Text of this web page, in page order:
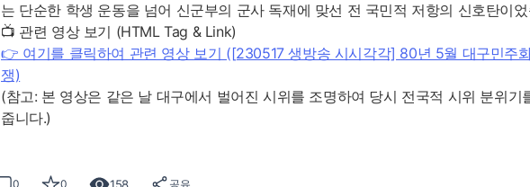
는 단순한 학생 운동을 넘어 신군부의 군사 독재에 맞선 전 국민적 저항의 신호탄이
📺 관련 영상 보기 (HTML Tag & Link)
👉 여기를 클릭하여 관련 영상 보기 ([230517 생방송 시시각각] 80년 5월 대구민주
쟁)
(참고: 본 영상은 같은 날 대구에서 벌어진 시위를 조명하여 당시 전국적 시위 분위기
줍니다.)
0 0 158 공유